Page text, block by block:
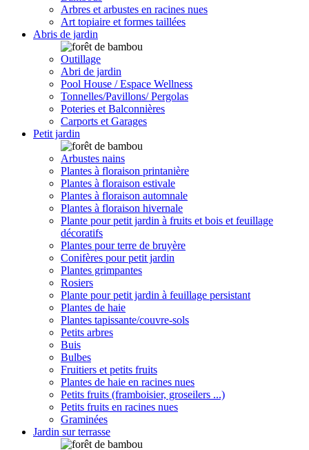
Arbres et arbustes en racines nues
Art topiaire et formes taillées
Abris de jardin
Outillage
Abri de jardin
Pool House / Espace Wellness
Tonnelles/Pavillons/ Pergolas
Poteries et Balconnières
Carports et Garages
Petit jardin
Arbustes nains
Plantes à floraison printanière
Plantes à floraison estivale
Plantes à floraison automnale
Plantes à floraison hivernale
Plante pour petit jardin à fruits et bois et feuillage
décoratifs
Plantes pour terre de bruyère
Conifères pour petit jardin
Plantes grimpantes
Rosiers
Plante pour petit jardin à feuillage persistant
Plantes de haie
Plantes tapissante/couvre-sols
Petits arbres
Buis
Bulbes
Fruitiers et petits fruits
Plantes de haie en racines nues
Petits fruits (framboisier, groseilers ...)
Petits fruits en racines nues
Graminées
Jardin sur terrasse